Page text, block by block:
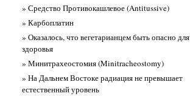
» Средство Противокашлевое (Antitussive)
» Карбоплатин
» Оказалось, что вегетарианцем быть опасно для
здоровья
» Минитрахеостомия (Minitracheostomy)
» На Дальнем Востоке радиация не превышает
естественный уровень